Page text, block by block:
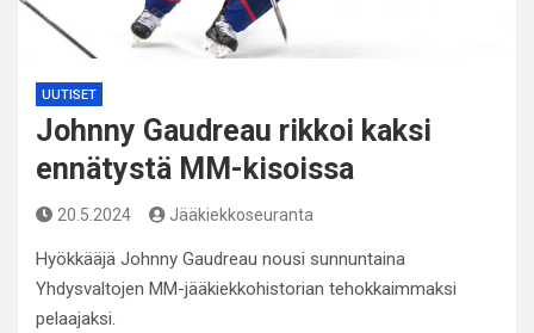
UUTISET
Johnny Gaudreau rikkoi kaksi
ennätystä MM-kisoissa
20.5.2024 Jääkiekkoseuranta
Hyökkääjä Johnny Gaudreau nousi sunnuntaina
Yhdysvaltojen MM-jääkiekkohistorian tehokkaimmaksi
pelaajaksi.